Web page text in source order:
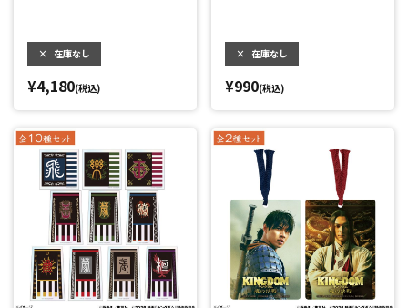
× 在庫なし
¥4,180(税込)
× 在庫なし
¥990(税込)